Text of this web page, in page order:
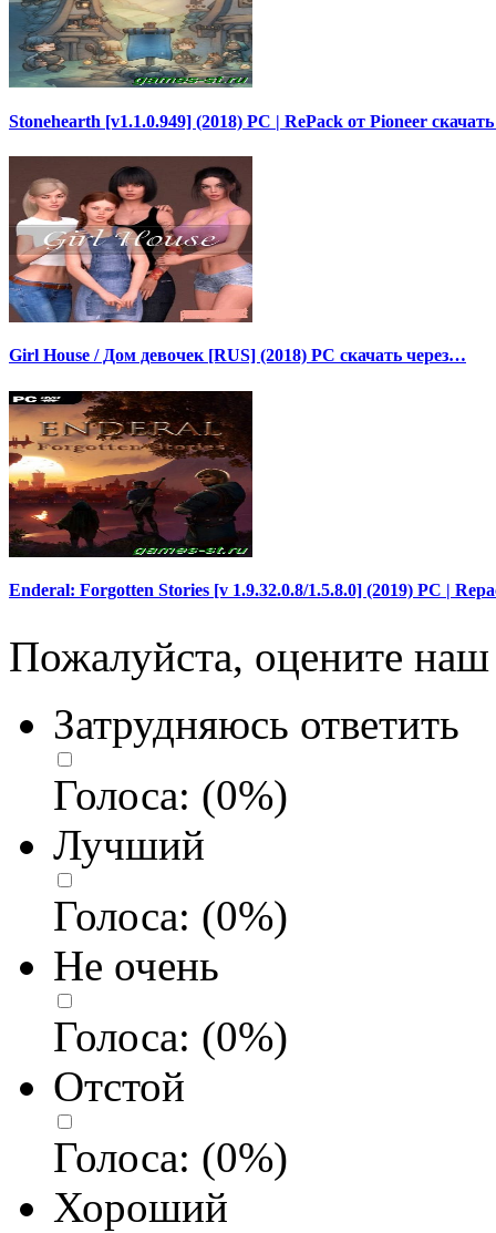
Stonehearth [v1.1.0.949] (2018) PC | RePack от Pioneer
Girl House / Дом девочек [RUS] (2018) PC скачать через…
Enderal: Forgotten Stories [v 1.9.32.0.8/1.5.8.0] (2019) PC |
Пожалуйста, оцените наш
Затрудняюсь ответить
Голоса: (0%)
Лучший
Голоса: (0%)
Не очень
Голоса: (0%)
Отстой
Голоса: (0%)
Хороший